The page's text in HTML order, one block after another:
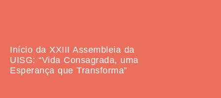
Início da XXIII Assembleia da
UISG: “Vida Consagrada, uma
Esperança que Transforma”